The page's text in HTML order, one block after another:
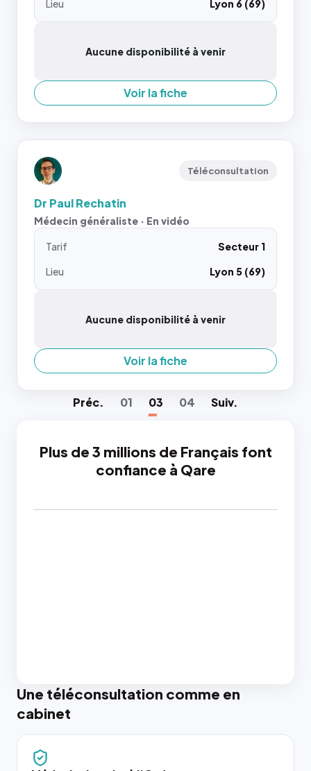
Lieu
Lyon 6 (69)
Aucune disponibilité à venir
Voir la fiche
Téléconsultation
Dr Paul Rechatin
Médecin généraliste · En vidéo
Tarif
Secteur 1
Lieu
Lyon 5 (69)
Aucune disponibilité à venir
Voir la fiche
Préc. 01 03 04 Suiv.
Plus de 3 millions de Français font
confiance à Qare
Une téléconsultation comme en
cabinet